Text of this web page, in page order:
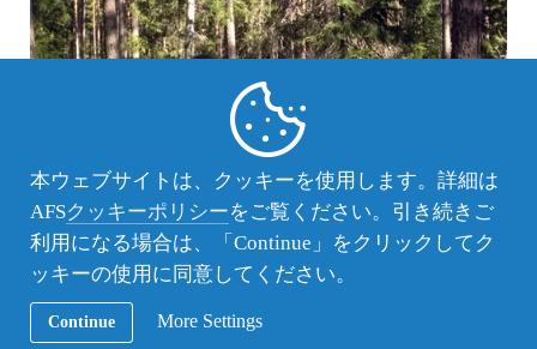
ホストシスターと一緒にブルーベリーを摘んでいるところ
本ウェブサイトは、クッキーを使用します。詳細は
AFSクッキーポリシーをご覧ください。引き続きご
利用になる場合は、「Continue」をクリックしてク
ッキーの使用に同意してください。
Continue More Settings